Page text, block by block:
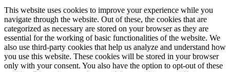
This website uses cookies to improve your experience while you
navigate through the website. Out of these, the cookies that are
categorized as necessary are stored on your browser as they are
essential for the working of basic functionalities of the website. We
also use third-party cookies that help us analyze and understand how
you use this website. These cookies will be stored in your browser
only with your consent. You also have the option to opt-out of these